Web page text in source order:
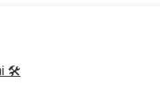
🛠️